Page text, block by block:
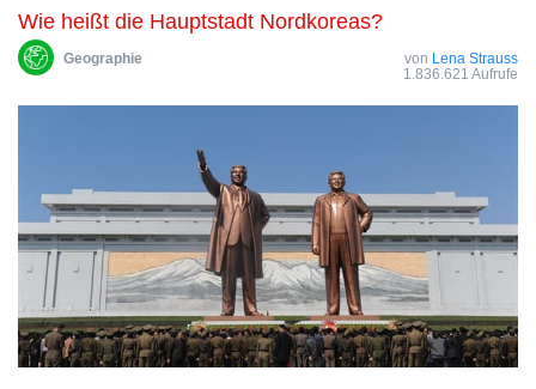
Wie heißt die Hauptstadt Nordkoreas?
Geographie von Lena Strauss
1.836.621 Aufrufe